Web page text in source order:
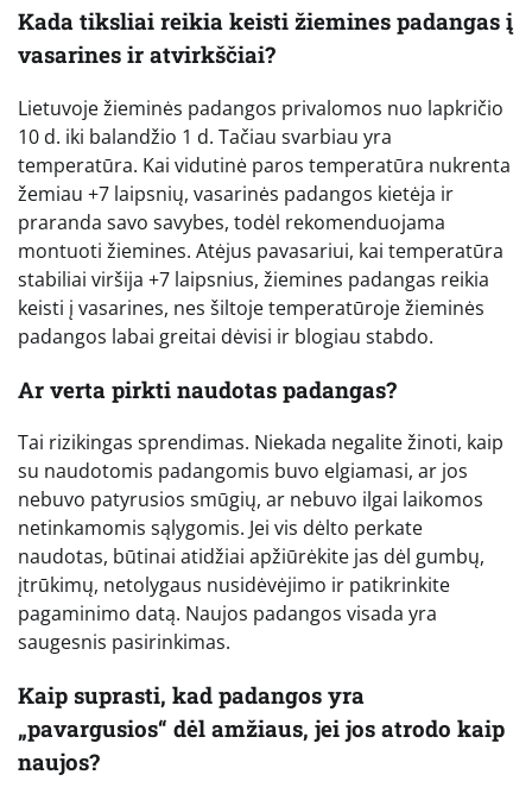
Kada tiksliai reikia keisti žiemines padangas į
vasarines ir atvirkščiai?
Lietuvoje žieminės padangos privalomos nuo lapkričio
10 d. iki balandžio 1 d. Tačiau svarbiau yra
temperatūra. Kai vidutinė paros temperatūra nukrenta
žemiau +7 laipsnių, vasarinės padangos kietėja ir
praranda savo savybes, todėl rekomenduojama
montuoti žiemines. Atėjus pavasariui, kai temperatūra
stabiliai viršija +7 laipsnius, žiemines padangas reikia
keisti į vasarines, nes šiltoje temperatūroje žieminės
padangos labai greitai dėvisi ir blogiau stabdo.
Ar verta pirkti naudotas padangas?
Tai rizikingas sprendimas. Niekada negalite žinoti, kaip
su naudotomis padangomis buvo elgiamasi, ar jos
nebuvo patyrusios smūgių, ar nebuvo ilgai laikomos
netinkamomis sąlygomis. Jei vis dėlto perkate
naudotas, būtinai atidžiai apžiūrėkite jas dėl gumbų,
įtrūkimų, netolygaus nusidėvėjimo ir patikrinkite
pagaminimo datą. Naujos padangos visada yra
saugesnis pasirinkimas.
Kaip suprasti, kad padangos yra
„pavargusios“ dėl amžiaus, jei jos atrodo kaip
naujos?